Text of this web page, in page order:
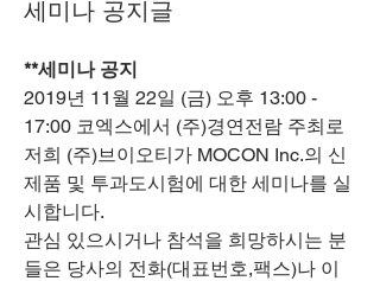
세미나 공지글
**세미나 공지
2019년 11월 22일 (금) 오후 13:00 -
17:00 코엑스에서 (주)경연전람 주최로
저희 (주)브이오티가 MOCON Inc.의 신
제품 및 투과도시험에 대한 세미나를 실
시합니다.
관심 있으시거나 참석을 희망하시는 분
들은 당사의 전화(대표번호,팩스)나 이